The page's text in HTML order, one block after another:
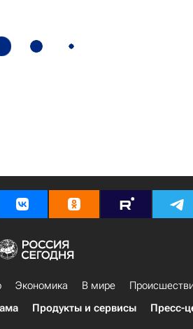
Экономика В мире
Продукты и сервисы Пресс-